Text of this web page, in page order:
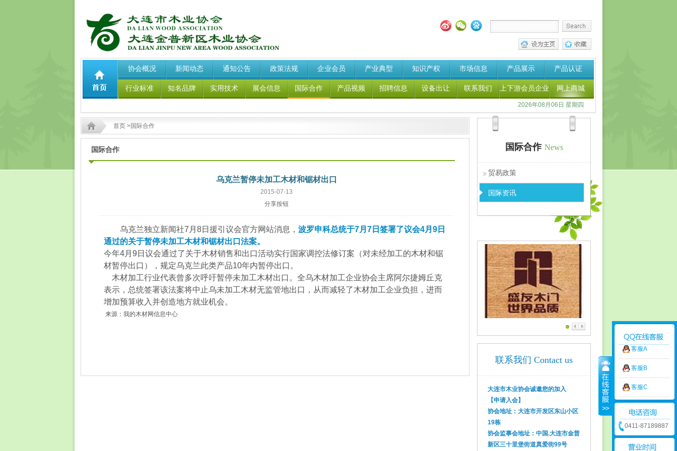
客服A
客服B
客服C
0411-87189887
协会概况 新闻动态 通知公告 政策法规 企业会员 产业典型 知识产权 市场信息 产品展示 产品认证
行业标准 知名品牌 实用技术 展会信息 国际合作 产品视频 招聘信息 设备出让 联系我们 上下游会员企业 网上商城
2026年08月06日 星期四
首页 >国际合作
国际合作
乌克兰暂停未加工木材和锯材出口
2015-07-13
分享按钮
乌克兰独立新闻社7月8日援引议会官方网站消息， 波罗申科总统于7月7日签署了议会4月9日
通过的关于暂停未加工木材和锯材出口法案。
今年4月9日议会通过了关于木材销售和出口活动实行国家调控法修订案（对未经加工的木材和锯
材暂停出口），规定乌克兰此类产品10年内暂停出口。
木材加工行业代表曾多次呼吁暂停未加工木材出口。全乌木材加工企业协会主席阿尔捷姆丘克
表示，总统签署该法案将中止乌未加工木材无监管地出口，从而减轻了木材加工企业负担，进而
增加预算收入并创造地方就业机会。
来源： 我的木材网信息中心
国际合作 News
贸易政策
国际资讯
联系我们 Contact us
大连市木业协会诚邀您的加入
【申请入会】
协会地址：大连市开发区东山小区
19栋
协会监事会地址：中国.大连市金普
新区三十里堡街道真爱街99号